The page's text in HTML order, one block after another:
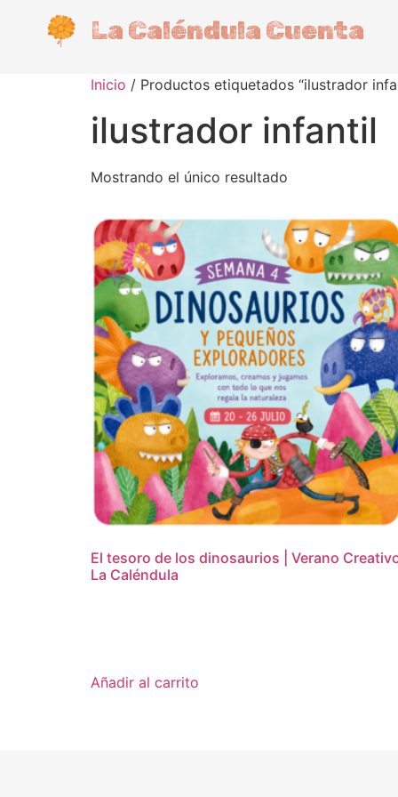
La Caléndula Cuenta
Inicio / Productos etiquetados “ilustrador
ilustrador infantil
Mostrando el único resultado
El tesoro de los dinosaurios | Verano
La Caléndula
Añadir al carrito